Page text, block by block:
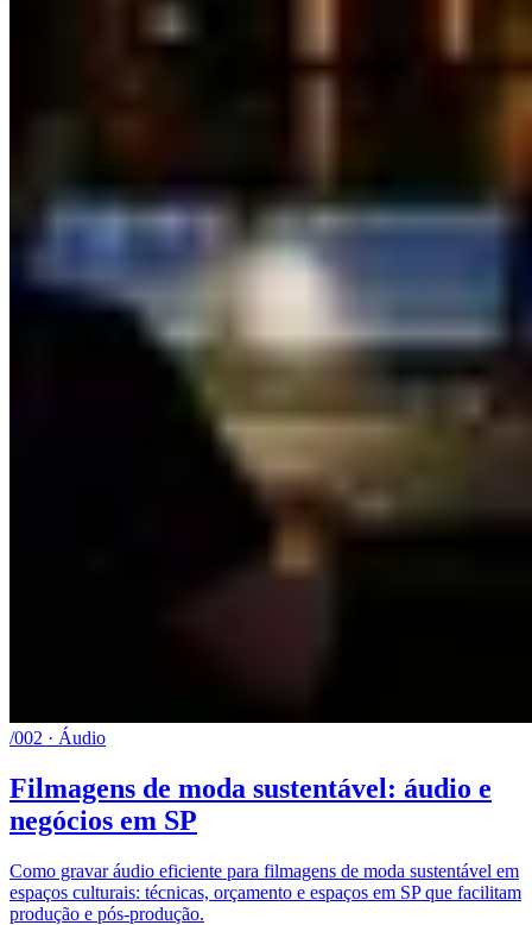
/002 · Áudio
Filmagens de moda sustentável: áudio e
negócios em SP
Como gravar áudio eficiente para filmagens de moda sustentável em
espaços culturais: técnicas, orçamento e espaços em SP que facilitam
produção e pós-produção.